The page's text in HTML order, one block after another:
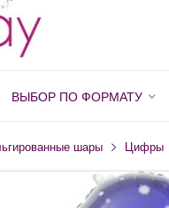
ВЫБОР ПО ФОРМАТУ
шары Цифры